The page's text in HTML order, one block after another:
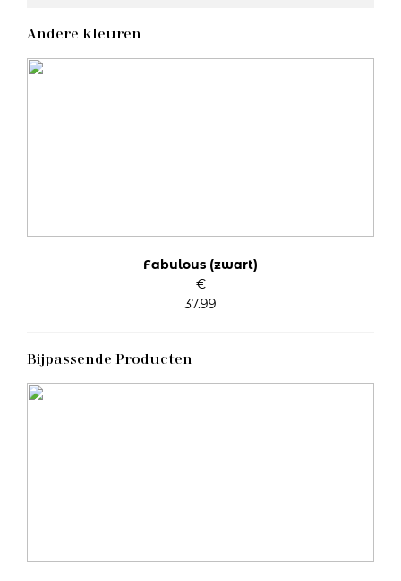
Kleurcode: 376
Andere kleuren
Fabulous (zwart)
€
37.99
Bijpassende Producten